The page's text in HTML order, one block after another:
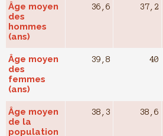
Âge moyen
des
hommes
(ans)
36,6 37,2
Âge moyen
des
femmes
(ans)
39,8 40
Âge moyen
de la
population
38,3 38,6